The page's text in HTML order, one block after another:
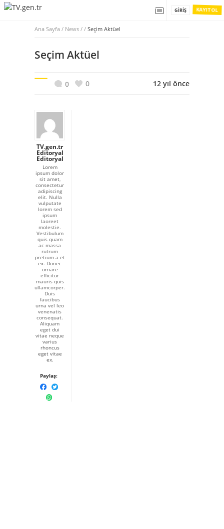
KAYIT OL
GIRIŞ
Ana Sayfa / News / / Seçim Aktüel
Seçim Aktüel
0 0 12 yıl önce
TV.gen.tr
Editoryal
Editoryal
Lorem
ipsum dolor
sit amet,
consectetur
adipiscing
elit. Nulla
vulputate
lorem sed
ipsum
laoreet
molestie.
Vestibulum
quis quam
ac massa
rutrum
pretium a et
ex. Donec
ornare
efficitur
mauris quis
ullamcorper.
Duis
faucibus
urna vel leo
venenatis
consequat.
Aliquam
eget dui
vitae neque
varius
rhoncus
eget vitae
ex.
Paylaş: